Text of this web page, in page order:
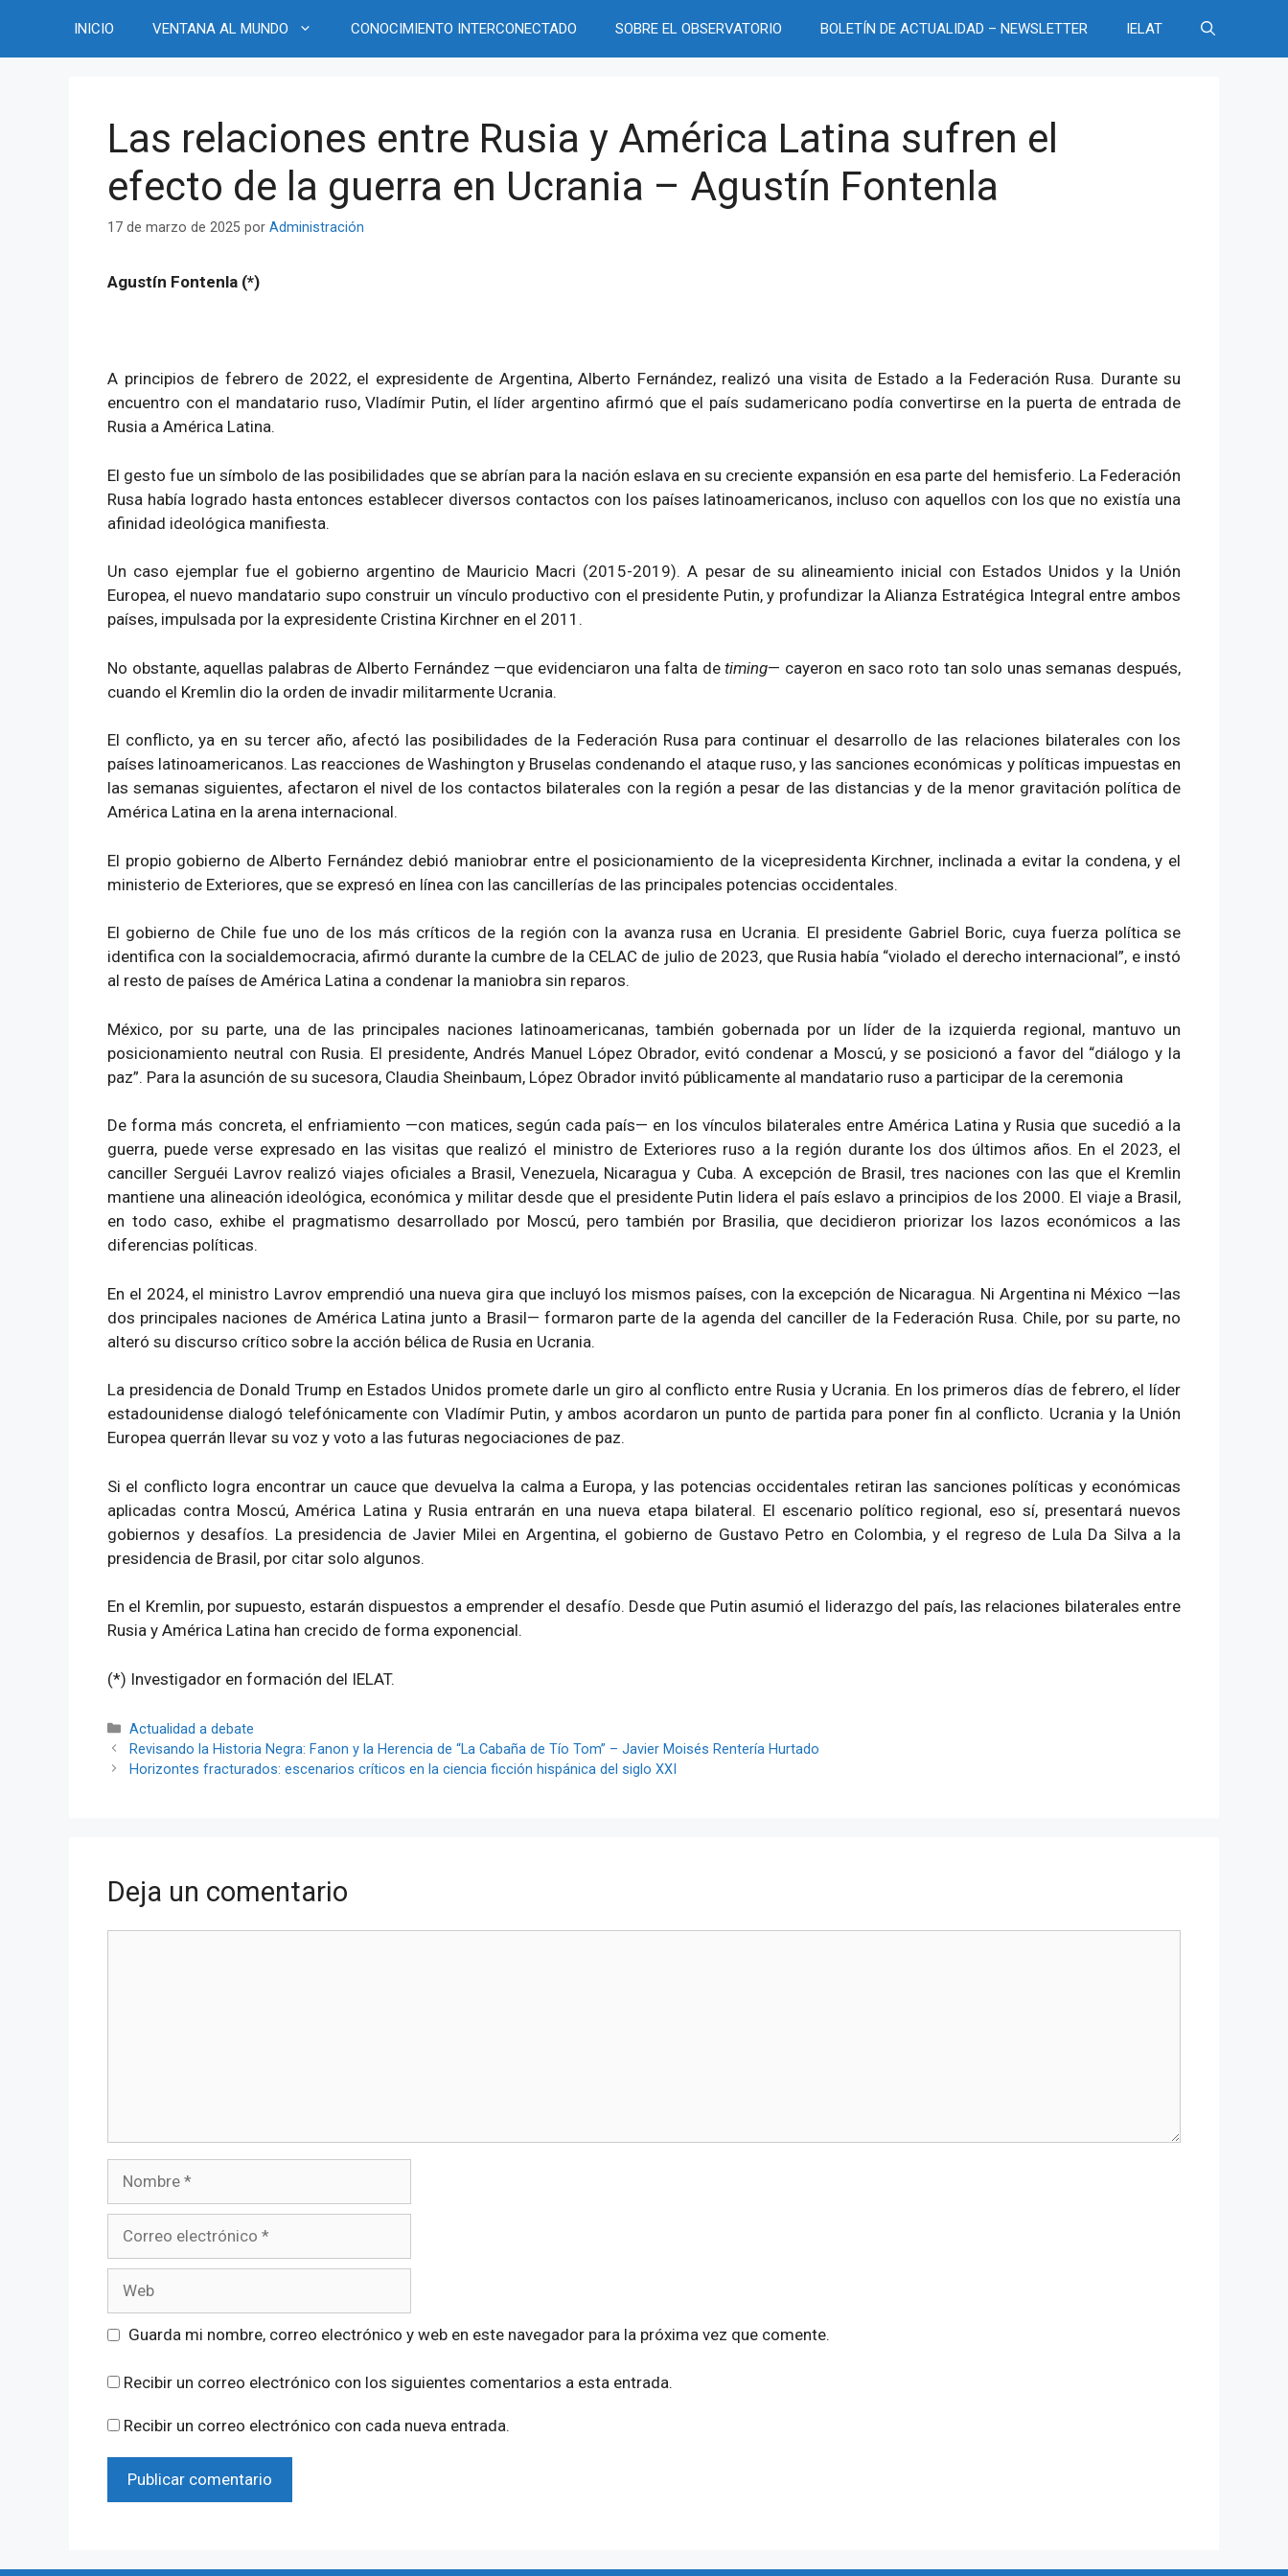
contenido
INICIO VENTANA AL MUNDO CONOCIMIENTO INTERCONECTADO SOBRE EL OBSERVATORIO BOLETÍN DE ACTUALIDAD – NEWSLETTER IELAT
Las relaciones entre Rusia y América Latina sufren el
efecto de la guerra en Ucrania – Agustín Fontenla
17 de marzo de 2025 por Administración
Agustín Fontenla (*)
A principios de febrero de 2022, el expresidente de Argentina, Alberto Fernández, realizó una visita de Estado a la Federación Rusa. Durante su
encuentro con el mandatario ruso, Vladímir Putin, el líder argentino afirmó que el país sudamericano podía convertirse en la puerta de entrada de
Rusia a América Latina.
El gesto fue un símbolo de las posibilidades que se abrían para la nación eslava en su creciente expansión en esa parte del hemisferio. La Federación
Rusa había logrado hasta entonces establecer diversos contactos con los países latinoamericanos, incluso con aquellos con los que no existía una
afinidad ideológica manifiesta.
Un caso ejemplar fue el gobierno argentino de Mauricio Macri (2015-2019). A pesar de su alineamiento inicial con Estados Unidos y la Unión
Europea, el nuevo mandatario supo construir un vínculo productivo con el presidente Putin, y profundizar la Alianza Estratégica Integral entre ambos
países, impulsada por la expresidente Cristina Kirchner en el 2011.
No obstante, aquellas palabras de Alberto Fernández —que evidenciaron una falta detiming— cayeron en saco roto tan solo unas semanas después,
cuando el Kremlin dio la orden de invadir militarmente Ucrania.
El conflicto, ya en su tercer año, afectó las posibilidades de la Federación Rusa para continuar el desarrollo de las relaciones bilaterales con los
países latinoamericanos. Las reacciones de Washington y Bruselas condenando el ataque ruso, y las sanciones económicas y políticas impuestas en
las semanas siguientes, afectaron el nivel de los contactos bilaterales con la región a pesar de las distancias y de la menor gravitación política de
América Latina en la arena internacional.
El propio gobierno de Alberto Fernández debió maniobrar entre el posicionamiento de la vicepresidenta Kirchner, inclinada a evitar la condena, y el
ministerio de Exteriores, que se expresó en línea con las cancillerías de las principales potencias occidentales.
El gobierno de Chile fue uno de los más críticos de la región con la avanza rusa en Ucrania. El presidente Gabriel Boric, cuya fuerza política se
identifica con la socialdemocracia, afirmó durante la cumbre de la CELAC de julio de 2023, que Rusia había “violado el derecho internacional”, e instó
al resto de países de América Latina a condenar la maniobra sin reparos.
México, por su parte, una de las principales naciones latinoamericanas, también gobernada por un líder de la izquierda regional, mantuvo un
posicionamiento neutral con Rusia. El presidente, Andrés Manuel López Obrador, evitó condenar a Moscú, y se posicionó a favor del “diálogo y la
paz”. Para la asunción de su sucesora, Claudia Sheinbaum, López Obrador invitó públicamente al mandatario ruso a participar de la ceremonia
De forma más concreta, el enfriamiento —con matices, según cada país— en los vínculos bilaterales entre América Latina y Rusia que sucedió a la
guerra, puede verse expresado en las visitas que realizó el ministro de Exteriores ruso a la región durante los dos últimos años. En el 2023, el
canciller Serguéi Lavrov realizó viajes oficiales a Brasil, Venezuela, Nicaragua y Cuba. A excepción de Brasil, tres naciones con las que el Kremlin
mantiene una alineación ideológica, económica y militar desde que el presidente Putin lidera el país eslavo a principios de los 2000. El viaje a Brasil,
en todo caso, exhibe el pragmatismo desarrollado por Moscú, pero también por Brasilia, que decidieron priorizar los lazos económicos a las
diferencias políticas.
En el 2024, el ministro Lavrov emprendió una nueva gira que incluyó los mismos países, con la excepción de Nicaragua. Ni Argentina ni México —las
dos principales naciones de América Latina junto a Brasil— formaron parte de la agenda del canciller de la Federación Rusa. Chile, por su parte, no
alteró su discurso crítico sobre la acción bélica de Rusia en Ucrania.
La presidencia de Donald Trump en Estados Unidos promete darle un giro al conflicto entre Rusia y Ucrania. En los primeros días de febrero, el líder
estadounidense dialogó telefónicamente con Vladímir Putin, y ambos acordaron un punto de partida para poner fin al conflicto. Ucrania y la Unión
Europea querrán llevar su voz y voto a las futuras negociaciones de paz.
Si el conflicto logra encontrar un cauce que devuelva la calma a Europa, y las potencias occidentales retiran las sanciones políticas y económicas
aplicadas contra Moscú, América Latina y Rusia entrarán en una nueva etapa bilateral. El escenario político regional, eso sí, presentará nuevos
gobiernos y desafíos. La presidencia de Javier Milei en Argentina, el gobierno de Gustavo Petro en Colombia, y el regreso de Lula Da Silva a la
presidencia de Brasil, por citar solo algunos.
En el Kremlin, por supuesto, estarán dispuestos a emprender el desafío. Desde que Putin asumió el liderazgo del país, las relaciones bilaterales entre
Rusia y América Latina han crecido de forma exponencial.
(*) Investigador en formación del IELAT.
Categorías
Actualidad a debate
Revisando la Historia Negra: Fanon y la Herencia de “La Cabaña de Tío Tom” – Javier Moisés Rentería Hurtado
Horizontes fracturados: escenarios críticos en la ciencia ficción hispánica del siglo XXI
Deja un comentario
electrónico
Guarda mi nombre, correo electrónico y web en este navegador para la próxima vez que comente.
Recibir un correo electrónico con los siguientes comentarios a esta entrada.
Recibir un correo electrónico con cada nueva entrada.